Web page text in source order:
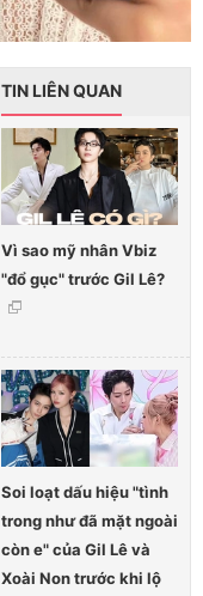
TIN LIÊN QUAN
Vì sao mỹ nhân Vbiz
"đổ gục" trước Gil Lê?
Soi loạt dấu hiệu "tình
trong như đã mặt ngoài
còn e" của Gil Lê và
Xoài Non trước khi lộ